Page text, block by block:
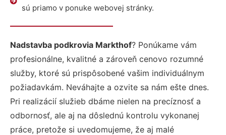
sú priamo v ponuke webovej stránky.
Nadstavba podkrovia Markthof? Ponúkame vám
profesionálne, kvalitné a zároveň cenovo rozumné
služby, ktoré sú prispôsobené vašim individuálnym
požiadavkám. Neváhajte a ozvite sa nám ešte dnes.
Pri realizácií služieb dbáme nielen na precíznosť a
odbornosť, ale aj na dôslednú kontrolu vykonanej
práce, pretože si uvedomujeme, že aj malé